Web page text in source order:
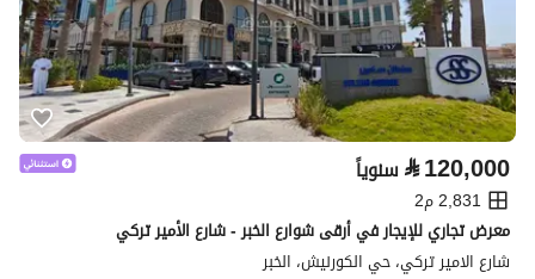
⃁120,000 سنوياً
2,831 م2
معرض تجاري للإيجار في أرقى شوارع الخبر - شارع الأمير تركي
شارع الامير تركي، حي الكورنيش، الخبر